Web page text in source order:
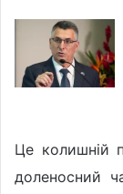
Це колишній
доленосний